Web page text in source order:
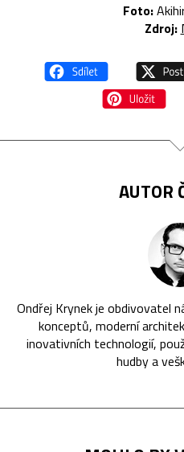
Foto:
Zdroj:
AUTOR
Ondřej Krynek je obdivovatel
konceptů, moderní
inovativních technologií,
hudby a